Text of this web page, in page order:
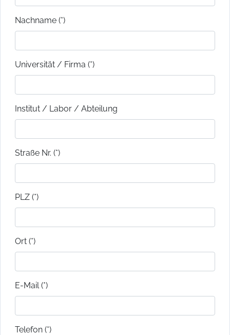
Nachname (*)
Universität / Firma (*)
Institut / Labor / Abteilung
Straße Nr. (*)
PLZ (*)
Ort (*)
E-Mail (*)
Telefon (*)